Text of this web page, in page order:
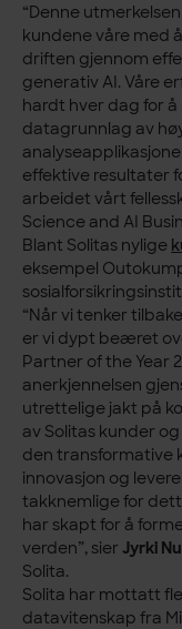
“Denne
kundene våre med
driften gjennom
generativ AI. Våre
hardt hver dag for
datagrunnlag av
effektive resultater
arbeidet vårt
Science and AI
Blant Solitas nylige
eksempel
“Når vi tenker
er vi dypt beæret
Partner of the Year
anerkjennelsen
utrettelige jakt på
av Solitas kunder
den transformative
innovasjon og
takknemlige for
har skapt for å
verden”, sier Jyrki
Solita.
Solita har mottatt
datavitenskap fra